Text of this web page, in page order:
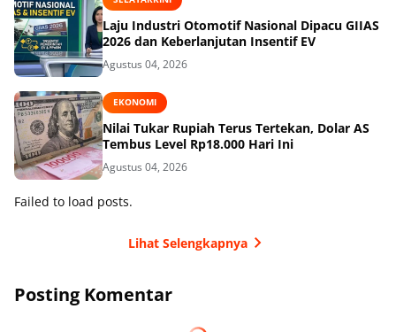
Laju Industri Otomotif Nasional Dipacu GIIAS
2026 dan Keberlanjutan Insentif EV
Agustus 04, 2026
EKONOMI
Nilai Tukar Rupiah Terus Tertekan, Dolar AS
Tembus Level Rp18.000 Hari Ini
Agustus 04, 2026
Failed to load posts.
Lihat Selengkapnya
Posting Komentar